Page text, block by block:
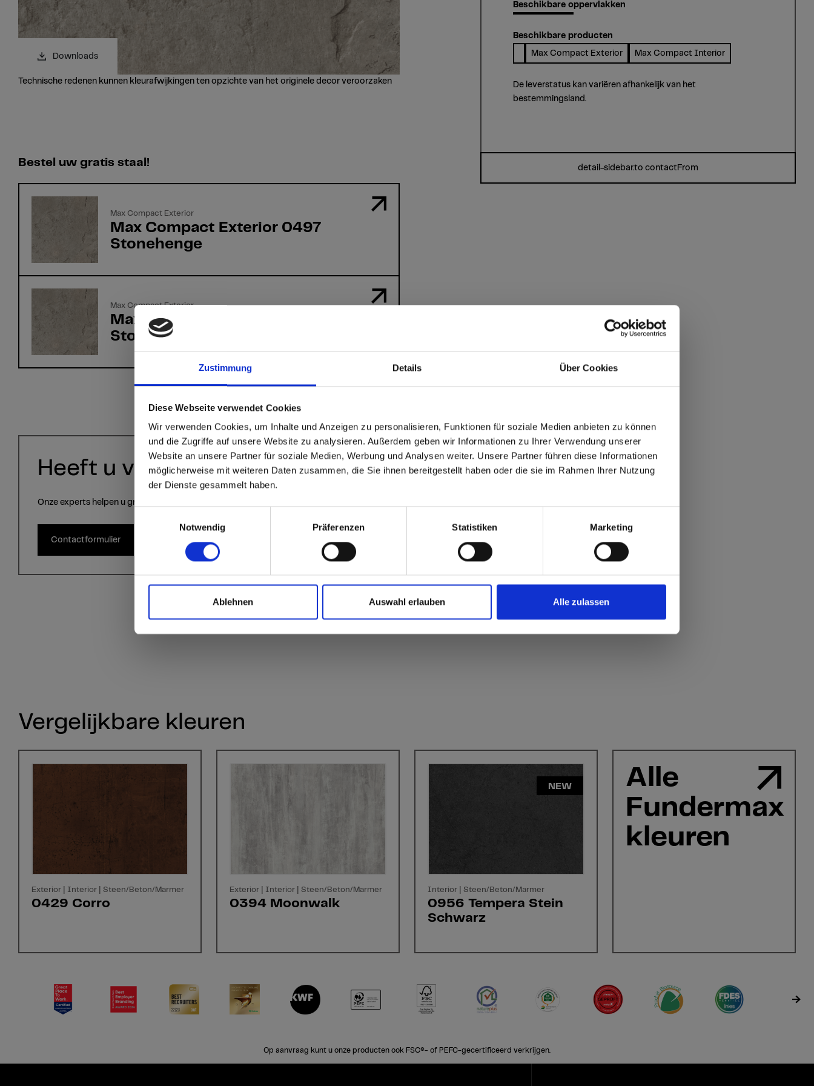
Zustimmung Details Über Cookies
Diese Webseite verwendet Cookies
Wir verwenden Cookies, um Inhalte und Anzeigen zu personalisieren, Funktionen für soziale Medien anbieten zu können
und die Zugriffe auf unsere Website zu analysieren. Außerdem geben wir Informationen zu Ihrer Verwendung unserer
Website an unsere Partner für soziale Medien, Werbung und Analysen weiter. Unsere Partner führen diese Informationen
möglicherweise mit weiteren Daten zusammen, die Sie ihnen bereitgestellt haben oder die sie im Rahmen Ihrer Nutzung
der Dienste gesammelt haben.
Notwendig
Präferenzen Statistiken Marketing
Ablehnen Auswahl erlauben Alle zulassen
sr.modal is not closeable
Are you based in the Verenigde
Staten?
Go to the Fundermax North America website directly from here or discover what Fundermax offers in Europe
and the rest of the world!
Click here to go to the Fundermax North America Website Europe / Rest of the World
Downloads
Technische redenen kunnen kleurafwijkingen ten opzichte van het originele decor veroorzaken
Bestel uw gratis staal!
Max Compact Exterior
Max Compact Exterior 0497
Stonehenge
Max Compact Exterior
Max Compact Exterior 0497
Stonehenge
Heeft u vragen?
Onze experts helpen u graag verder!
Contactformulier
Beschikbare oppervlakken
Beschikbare producten
Max Compact Exterior Max Compact Interior
De leverstatus kan variëren afhankelijk van het
bestemmingsland.
detail-sidebar.to contactFrom
Vergelijkbare kleuren
Exterior | Interior | Steen/Beton/Marmer
0429 Corro
Exterior | Interior | Steen/Beton/Marmer
0394 Moonwalk
NEW
Interior | Steen/Beton/Marmer
0956 Tempera Stein
Schwarz
Alle
Fundermax
kleuren
Op aanvraag kunt u onze producten ook FSC®- of PEFC-gecertificeerd verkrijgen.